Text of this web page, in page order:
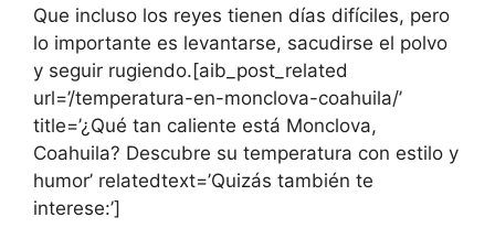
Que incluso los reyes tienen días difíciles, pero
lo importante es levantarse, sacudirse el polvo
y seguir rugiendo.[aib_post_related
url=’/temperatura-en-monclova-coahuila/’
title=’¿Qué tan caliente está Monclova,
Coahuila? Descubre su temperatura con estilo y
humor’ relatedtext=’Quizás también te
interese:’]